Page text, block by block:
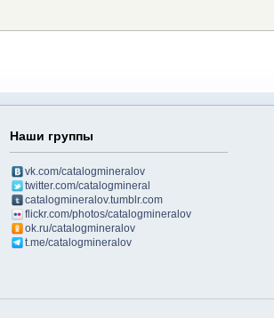
Наши группы
vk.com/catalogmineralov
twitter.com/catalogmineral
catalogmineralov.tumblr.com
flickr.com/photos/catalogmineralov
ok.ru/catalogmineralov
t.me/catalogmineralov